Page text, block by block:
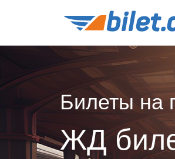
Билеты на
ЖД